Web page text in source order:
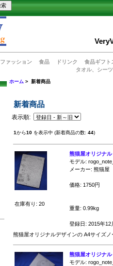
ファッション 食品 ドリンク 食品ギフト
タオル、シー
ホーム > 新着商品
新着商品
表示順:
1から10を表示中 (新着商品の数: 44)
在庫有り: 20
熊猫屋オリジナ
モデル:
メーカー: 熊猫屋
価格: 1750円
重量: 0.99kg
登録日: 2015年12
熊猫屋オリジナルデザインの A4サイズノ
熊猫屋オリジナ
モデル: